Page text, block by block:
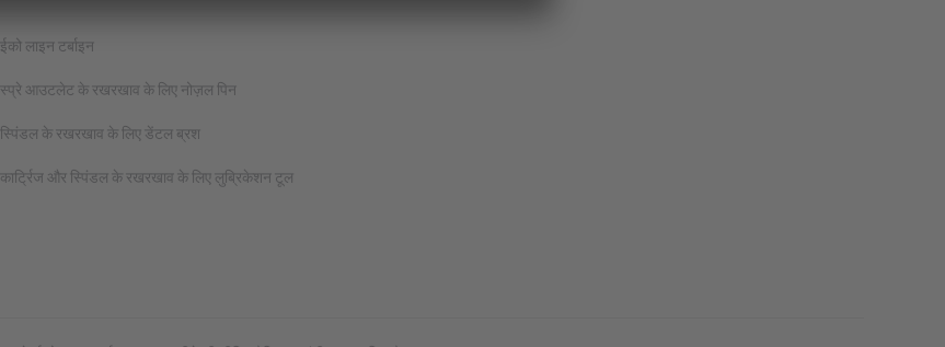
ईको लाइन टर्बाइन
स्प्रे आउटलेट के रखरखाव के लिए नोज़ल पिन
स्पिंडल के रखरखाव के लिए डेंटल ब्रश
कार्ट्रिज और स्पिंडल के रखरखाव के लिए लुब्रिकेशन टूल